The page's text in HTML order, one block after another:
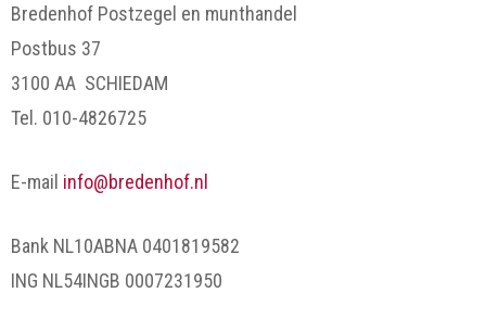
Bredenhof Postzegel en munthandel
Postbus 37
3100 AA SCHIEDAM
Tel. 010-4826725
E-mail info@bredenhof.nl
Bank NL10ABNA 0401819582
ING NL54INGB 0007231950